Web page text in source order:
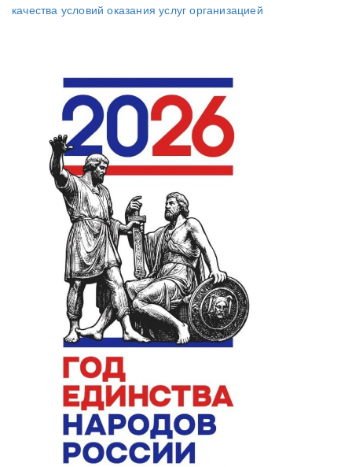
качества условий оказания услуг организацией